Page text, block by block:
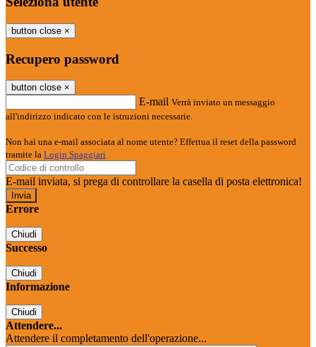
button close ×
Recupero password
button close ×
E-mail Verrà inviato un messaggio
all'indirizzo indicato con le istruzioni necessarie.
Non hai una e-mail associata al nome utente? Effettua il reset della password
tramite la Login Spaggiari
E-mail inviata, si prega di controllare la casella di posta elettronica!
Errore
Chiudi
Successo
Chiudi
Informazione
Chiudi
Attendere...
Attendere il completamento dell'operazione...